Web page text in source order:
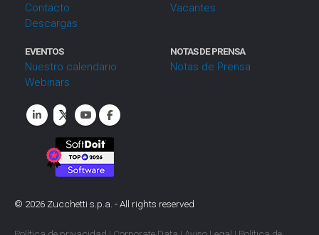
Contacto
Descargas
Vacantes
EVENTOS
Nuestro calendario
Webinars
NOTAS DE PRENSA
Notas de Prensa
© 2026 Zucchetti s.p.a. - All rights reserved